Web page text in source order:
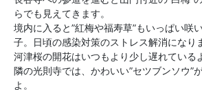
らでも見えてきます。
境内に入ると”紅梅や福寿草”もいっぱい咲
子。日頃の感染対策のストレス解消になり
河津桜の開花はいつもより少し遅れている
隣の光則寺では、かわいい”セツブンソウ”
よ。